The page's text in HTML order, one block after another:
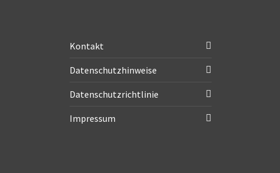
Kontakt
Datenschutzhinweise
Datenschutzrichtlinie
Impressum